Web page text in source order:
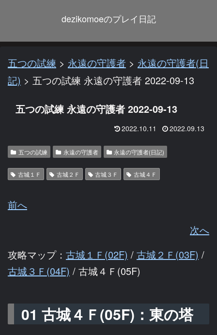
dezikomoeのプレイ日記
五つの試練 > 永遠の守護者 > 永遠の守護者(日
記) > 五つの試練 永遠の守護者 2022-09-13
五つの試練 永遠の守護者 2022-09-13
2022.10.11 2022.09.13
五つの試練 永遠の守護者 永遠の守護者(日記)
古城１Ｆ 古城２Ｆ 古城３Ｆ 古城４Ｆ
前へ
次へ
攻略マップ： 古城１Ｆ(02F) / 古城２Ｆ(03F) /
古城３Ｆ(04F) / 古城４Ｆ(05F)
01 古城４Ｆ(05F)：東の塔